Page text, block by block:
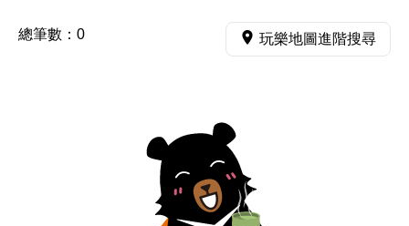
總筆數： 0 玩樂地圖進階搜尋